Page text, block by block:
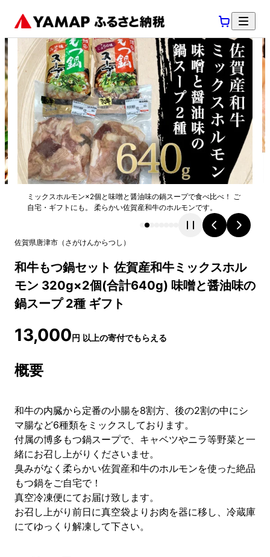
ミックスホルモン×2個と味噌と醤油味の鍋スープで食べ比べ！ ご
自宅・ギフトにも。 柔らかい佐賀産和牛のホルモンです。
佐賀県唐津市 （ さがけんからつし ）
和牛もつ鍋セット 佐賀産和牛ミックスホル
モン 320g×2個(合計640g) 味噌と醤油味の
鍋スープ 2種 ギフト
13,000円 以上の寄付でもらえる
概要
和牛の内臓から定番の小腸を8割方、後の2割の中にシ
マ腸など6種類をミックスしております。
付属の博多もつ鍋スープで、キャベツやニラ等野菜と一
緒にお召し上がりくださいませ。
臭みがなく柔らかい佐賀産和牛のホルモンを使った絶品
もつ鍋をご自宅で！
真空冷凍便にてお届け致します。
お召し上がり前日に真空袋よりお肉を器に移し、冷蔵庫
にてゆっくり解凍して下さい。